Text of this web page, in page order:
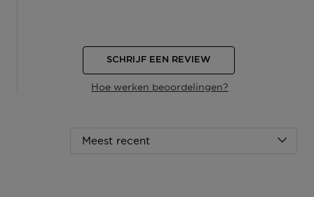
Hoe werken beoordelingen?
SCHRIJF EEN REVIEW
Meest recent